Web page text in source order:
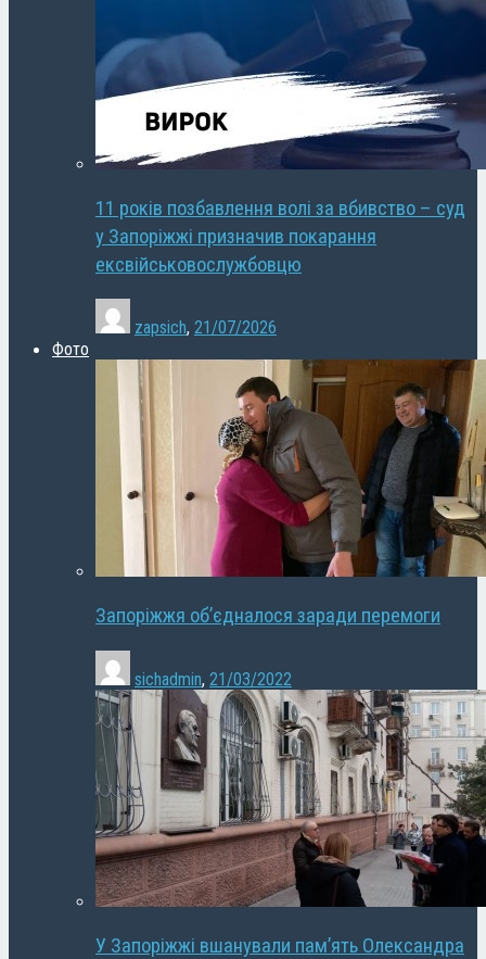
11 років позбавлення волі за вбивство – суд
у Запоріжжі призначив покарання
ексвійськовослужбовцю
zapsich, 21/07/2026
Фото
Запоріжжя об’єдналося заради перемоги
sichadmin, 21/03/2022
У Запоріжжі вшанували пам’ять Олександра